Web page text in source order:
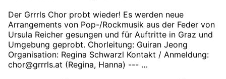
Der Grrrls Chor probt wieder! Es werden neue
Arrangements von Pop-/Rockmusik aus der Feder von
Ursula Reicher gesungen und für Auftritte in Graz und
Umgebung geprobt. Chorleitung: Guiran Jeong
Organisation: Regina Schwarzl Kontakt / Anmeldung:
chor@grrrls.at (Regina, Hanna) --- …